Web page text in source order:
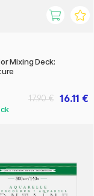
Mixing Deck:
16.11 €
17.90 €